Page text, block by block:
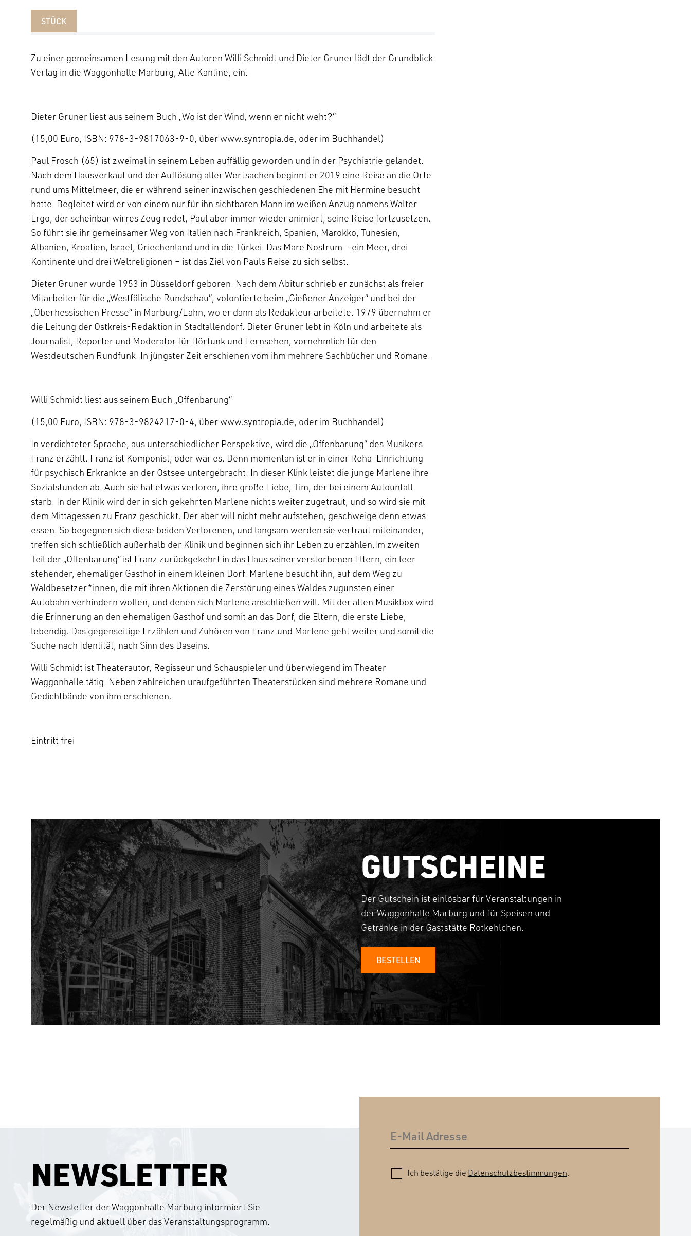
STÜCK
Zu einer gemeinsamen Lesung mit den Autoren Willi Schmidt und Dieter Gruner lädt der Grundblick
Verlag in die Waggonhalle Marburg, Alte Kantine, ein.
Dieter Gruner liest aus seinem Buch „Wo ist der Wind, wenn er nicht weht?“
(15,00 Euro, ISBN: 978-3-9817063-9-0, über www.syntropia.de, oder im Buchhandel)
Paul Frosch (65) ist zweimal in seinem Leben auffällig geworden und in der Psychiatrie gelandet.
Nach dem Hausverkauf und der Auflösung aller Wertsachen beginnt er 2019 eine Reise an die Orte
rund ums Mittelmeer, die er während seiner inzwischen geschiedenen Ehe mit Hermine besucht
hatte. Begleitet wird er von einem nur für ihn sichtbaren Mann im weißen Anzug namens Walter
Ergo, der scheinbar wirres Zeug redet, Paul aber immer wieder animiert, seine Reise fortzusetzen.
So führt sie ihr gemeinsamer Weg von Italien nach Frankreich, Spanien, Marokko, Tunesien,
Albanien, Kroatien, Israel, Griechenland und in die Türkei. Das Mare Nostrum – ein Meer, drei
Kontinente und drei Weltreligionen – ist das Ziel von Pauls Reise zu sich selbst.
Dieter Gruner wurde 1953 in Düsseldorf geboren. Nach dem Abitur schrieb er zunächst als freier
Mitarbeiter für die „Westfälische Rundschau“, volontierte beim „Gießener Anzeiger“ und bei der
„Oberhessischen Presse“ in Marburg/Lahn, wo er dann als Redakteur arbeitete. 1979 übernahm er
die Leitung der Ostkreis-Redaktion in Stadtallendorf. Dieter Gruner lebt in Köln und arbeitete als
Journalist, Reporter und Moderator für Hörfunk und Fernsehen, vornehmlich für den
Westdeutschen Rundfunk. In jüngster Zeit erschienen vom ihm mehrere Sachbücher und Romane.
Willi Schmidt liest aus seinem Buch „Offenbarung“
(15,00 Euro, ISBN: 978-3-9824217-0-4, über www.syntropia.de, oder im Buchhandel)
In verdichteter Sprache, aus unterschiedlicher Perspektive, wird die „Offenbarung“ des Musikers
Franz erzählt. Franz ist Komponist, oder war es. Denn momentan ist er in einer Reha-Einrichtung
für psychisch Erkrankte an der Ostsee untergebracht. In dieser Klink leistet die junge Marlene ihre
Sozialstunden ab. Auch sie hat etwas verloren, ihre große Liebe, Tim, der bei einem Autounfall
starb. In der Klinik wird der in sich gekehrten Marlene nichts weiter zugetraut, und so wird sie mit
dem Mittagessen zu Franz geschickt. Der aber will nicht mehr aufstehen, geschweige denn etwas
essen. So begegnen sich diese beiden Verlorenen, und langsam werden sie vertraut miteinander,
treffen sich schließlich außerhalb der Klinik und beginnen sich ihr Leben zu erzählen.Im zweiten
Teil der „Offenbarung“ ist Franz zurückgekehrt in das Haus seiner verstorbenen Eltern, ein leer
stehender, ehemaliger Gasthof in einem kleinen Dorf. Marlene besucht ihn, auf dem Weg zu
Waldbesetzer*innen, die mit ihren Aktionen die Zerstörung eines Waldes zugunsten einer
Autobahn verhindern wollen, und denen sich Marlene anschließen will. Mit der alten Musikbox wird
die Erinnerung an den ehemaligen Gasthof und somit an das Dorf, die Eltern, die erste Liebe,
lebendig. Das gegenseitige Erzählen und Zuhören von Franz und Marlene geht weiter und somit die
Suche nach Identität, nach Sinn des Daseins.
Willi Schmidt ist Theaterautor, Regisseur und Schauspieler und überwiegend im Theater
Waggonhalle tätig. Neben zahlreichen uraufgeführten Theaterstücken sind mehrere Romane und
Gedichtbände von ihm erschienen.
Eintritt frei
GUTSCHEINE
Der Gutschein ist einlösbar für Veranstaltungen in
der Waggonhalle Marburg und für Speisen und
Getränke in der Gaststätte Rotkehlchen.
BESTELLEN
NEWSLETTER
Der Newsletter der Waggonhalle Marburg informiert Sie
regelmäßig und aktuell über das Veranstaltungsprogramm.
Ich bestätige die Datenschutzbestimmungen.